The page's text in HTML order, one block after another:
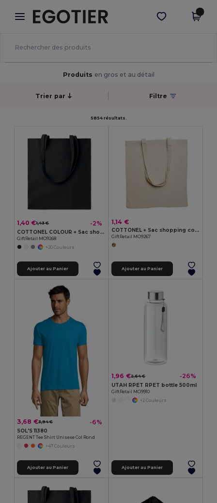
× Appli Egotier
Meilleurs prix sur l’app !
Obtenir l'appli
Produits en gros et au détail
Trier par Filtre
5854 résultats.
1,40 €1,43 € -2%
COTTONEL COLOUR + Sac shopping coton 140gr/m²
GiftRetail MO9268
+20 Couleurs
Ajouter au Panier
1,14 €
COTTONEL + Sac shopping coton 140gr/m²
GiftRetail MO9267
Ajouter au Panier
3,68 €3,94 € -6%
SOL'S 11380
REGENT Tee Shirt Unisexe Col Rond
+47 Couleurs
Ajouter au Panier
1,96 €2,64 € -26%
UTAH RPET RPET bottle 500ml
GiftRetail MO9910
+2 Couleurs
Ajouter au Panier